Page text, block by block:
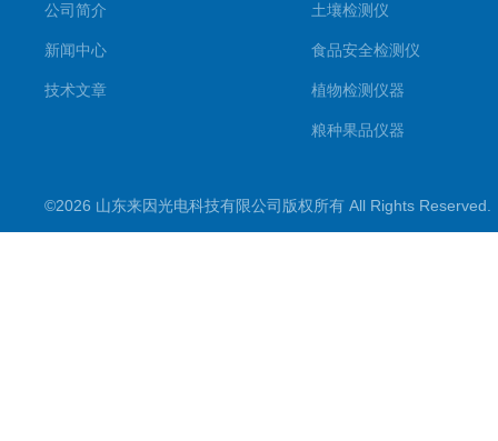
公司简介
新闻中心
技术文章
土壤检测仪
食品安全检测仪
植物检测仪器
粮种果品仪器
水质检测仪
©2026 山东来因光电科技有限公司版权所有 All Rights